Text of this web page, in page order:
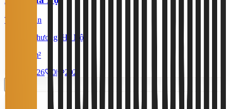
Thỏa thuận
Xuân Phương, Hà Nội
1.500 m²
21/7/2026
0| 202